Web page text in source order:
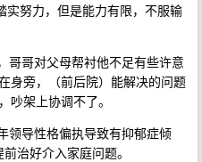
实努力，但是能力有限，不服输
哥哥对父母帮衬他不足有些许意
身旁，（前后院）能解决的问题
吵架上协调不了。
领导性格偏执导致有抑郁症倾
治好介入家庭问题。